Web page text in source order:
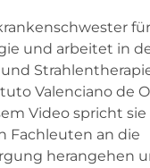
für
und arbeitet in
Valenciano de
Video spricht
Fachleuten an die
herangehen